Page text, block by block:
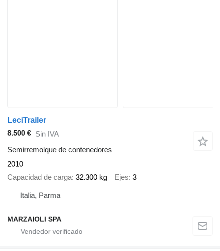
LeciTrailer
8.500 € Sin IVA
Semirremolque de contenedores
2010
Capacidad de carga 32.300 kg Ejes 3
Italia, Parma
MARZAIOLI SPA